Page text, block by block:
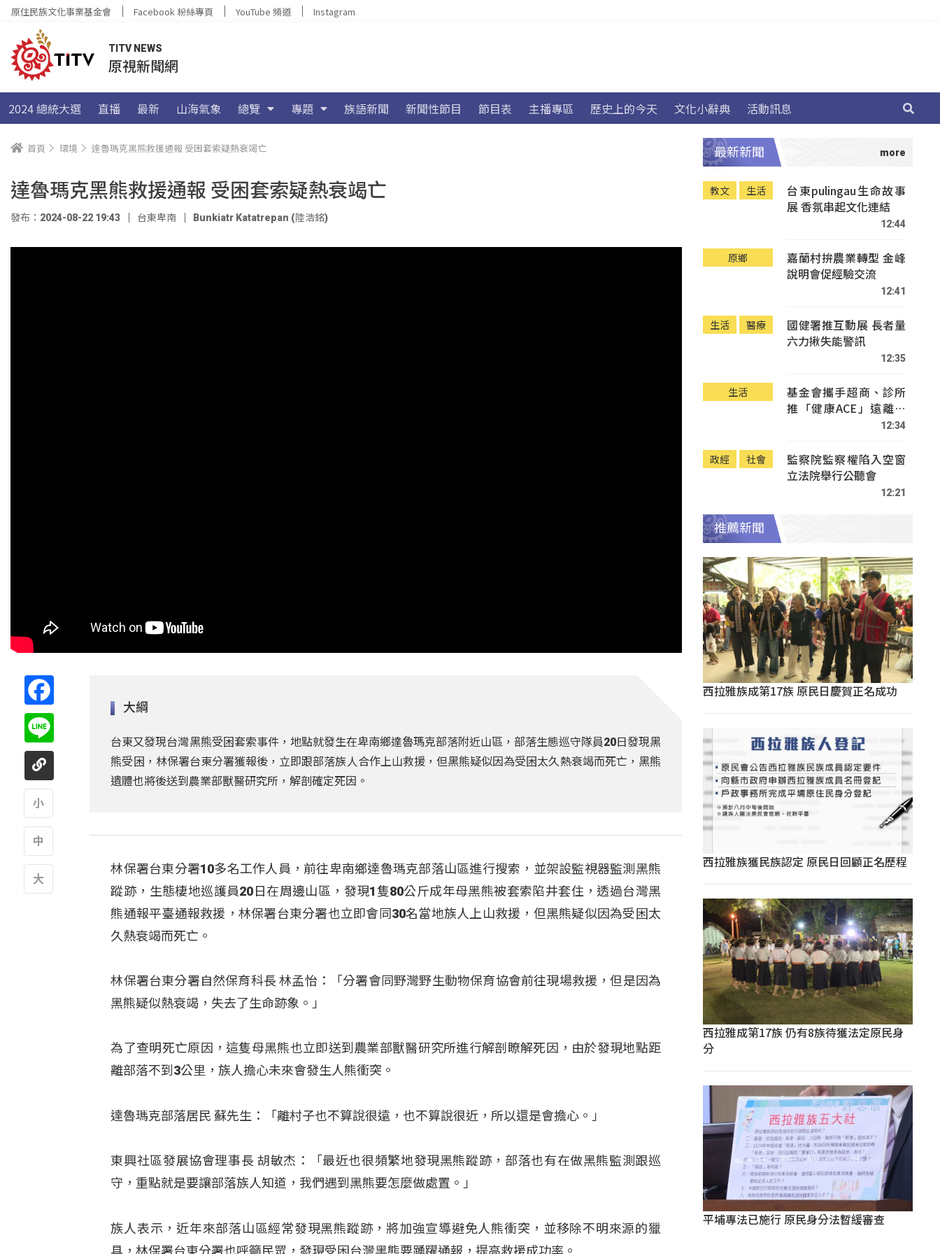
原住民族文化事業基金會 Facebook 粉絲專頁 YouTube 頻道 Instagram
TITV NEWS
原視新聞網
2024 總統大選 直播 最新 山海氣象 總覽 專題 族語新聞 新聞性節目 節目表 主播專區 歷史上的今天 文化小辭典 活動訊息
首頁 環境 達魯瑪克黑熊救援通報 受困套索疑熱衰竭亡
達魯瑪克黑熊救援通報 受困套索疑熱衰竭亡
發布：2024-08-22 19:43 台東卑南 Bunkiatr Katatrepan (陸浩銘)
大綱
台東又發現台灣黑熊受困套索事件，地點就發生在卑南鄉達魯瑪克部落附近山區，部落生態巡守隊員20日發現黑
熊受困，林保署台東分署獲報後，立即跟部落族人合作上山救援，但黑熊疑似因為受困太久熱衰竭而死亡，黑熊
遺體也將後送到農業部獸醫研究所，解剖確定死因。
林保署台東分署10多名工作人員，前往卑南鄉達魯瑪克部落山區進行搜索，並架設監視器監測黑熊
蹤跡，生態棲地巡護員20日在周邊山區，發現1隻80公斤成年母黑熊被套索陷井套住，透過台灣黑
熊通報平臺通報救援，林保署台東分署也立即會同30名當地族人上山救援，但黑熊疑似因為受困太
久熱衰竭而死亡。
林保署台東分署自然保育科長 林孟怡：「分署會同野灣野生動物保育協會前往現場救援，但是因為
黑熊疑似熱衰竭，失去了生命跡象。」
為了查明死亡原因，這隻母黑熊也立即送到農業部獸醫研究所進行解剖瞭解死因，由於發現地點距
離部落不到3公里，族人擔心未來會發生人熊衝突。
達魯瑪克部落居民 蘇先生：「離村子也不算說很遠，也不算說很近，所以還是會擔心。」
東興社區發展協會理事長 胡敏杰：「最近也很頻繁地發現黑熊蹤跡，部落也有在做黑熊監測跟巡
守，重點就是要讓部落族人知道，我們遇到黑熊要怎麼做處置。」
族人表示，近年來部落山區經常發現黑熊蹤跡，將加強宣導避免人熊衝突，並移除不明來源的獵
具，林保署台東分署也呼籲民眾，發現受困台灣黑熊要踴躍通報，提高救援成功率。
最新新聞
教文 生活
台東pulingau生命故事
展 香氛串起文化連結
12:44
原鄉
嘉蘭村拚農業轉型 金峰
說明會促經驗交流
12:41
生活 醫療
國健署推互動展 長者量
六力揪失能警訊
12:35
生活
基金會攜手超商、診所
推「健康ACE」遠離疾
12:34
政經 社會
監察院監察權陷入空窗
立法院舉行公聽會
12:21
推薦新聞
西拉雅族成第17族 原民日慶賀正名成功
西拉雅族獲民族認定 原民日回顧正名歷程
西拉雅成第17族 仍有8族待獲法定原民身
分
平埔專法已施行 原民身分法暫緩審查